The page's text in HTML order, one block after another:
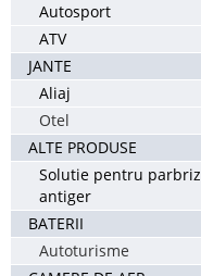
Autosport
ATV
JANTE
Aliaj
Otel
ALTE PRODUSE
Solutie pentru parbriz
antiger
BATERII
Autoturisme